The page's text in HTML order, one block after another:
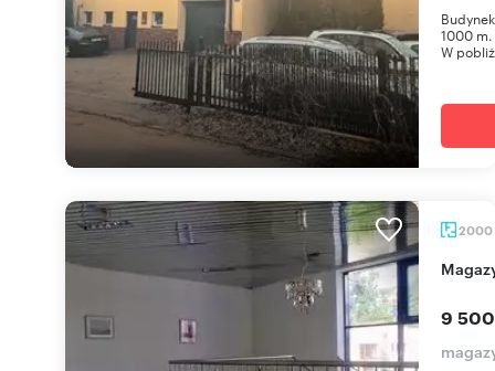
1000
W
2000
9